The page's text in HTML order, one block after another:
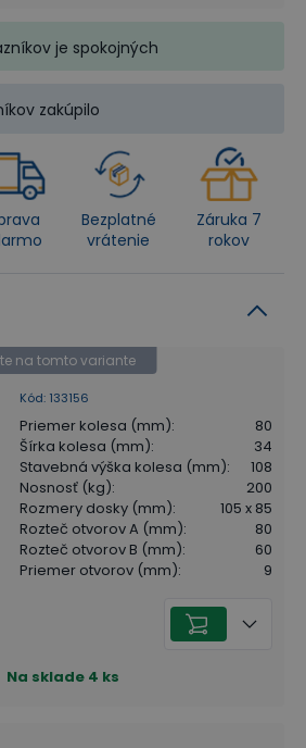
je spokojných
zakúpilo
Bezplatné
vrátenie
Záruka 7
rokov
Kód: 133156
na tomto variante
Priemer kolesa (mm):
80
Šírka kolesa (mm):
34
Stavebná výška kolesa (mm):
108
Nosnosť (kg):
200
Rozmery dosky (mm):
105 x 85
Rozteč otvorov A (mm):
80
Rozteč otvorov B (mm):
60
Priemer otvorov (mm): 9
Na sklade 4 ks